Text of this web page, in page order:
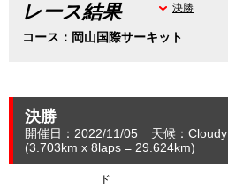
レース結果
コース：岡山国際サーキット
決勝
決勝
開催日：2022/11/05 天候：Cloudy
(3.703km x 8laps = 29.624km)
ド